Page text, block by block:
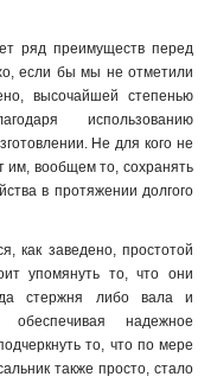
ряд преимуществ перед
если бы мы не отметили
высочайшей степенью
использованию
Не для кого не
им, вообщем то, сохранять
в протяжении долгого
как заведено, простотой
упомянуть то, что они
стержня либо вала и
обеспечивая надежное
то, что по мере
также просто, стало